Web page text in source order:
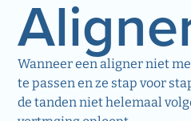
Wanneer een aligner niet
te passen en ze stap voor
de tanden niet helemaal